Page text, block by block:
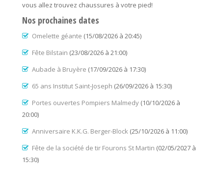
vous allez trouvez chaussures à votre pied!
Nos prochaines dates
Omelette géante (15/08/2026 à 20:45)
Fête Bilstain (23/08/2026 à 21:00)
Aubade à Bruyère (17/09/2026 à 17:30)
65 ans Institut Saint-Joseph (26/09/2026 à 15:30)
Portes ouvertes Pompiers Malmedy (10/10/2026 à
20:00)
Anniversaire K.K.G. Berger-Block (25/10/2026 à 11:00)
Fête de la société de tir Fourons St Martin (02/05/2027 à
15:30)